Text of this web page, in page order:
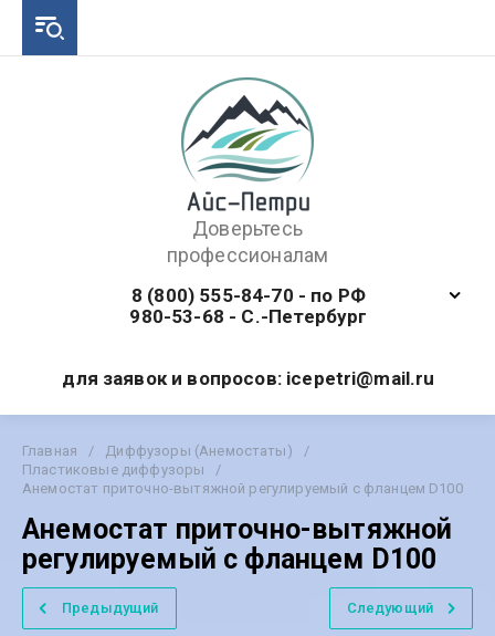
Доверьтесь
профессионалам
8 (800) 555-84-70 - по РФ
980-53-68 - С.-Петербург
для заявок и вопросов: icepetri@mail.ru
Главная / Диффузоры (Анемостаты)
/
Пластиковые диффузоры
/
Анемостат приточно-вытяжной регулируемый с фланцем D100
Анемостат приточно-вытяжной
регулируемый с фланцем D100
Предыдущий Следующий